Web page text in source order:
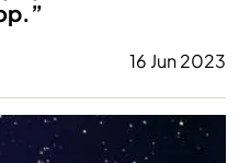
16 Jun 2023